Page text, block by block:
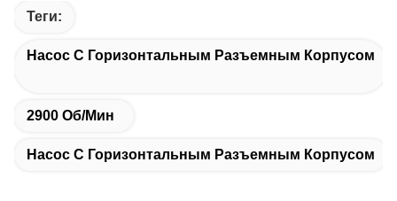
Теги:
Насос С Горизонтальным Разъемным Корпусом
2900 Об/мин
Насос С Горизонтальным Разъемным Корпусом